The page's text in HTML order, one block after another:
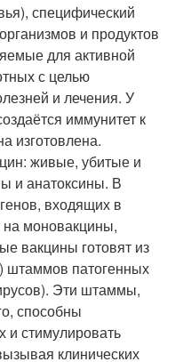
специфический
и продуктов
для активной
с целью
и лечения. У
иммунитет к
изготовлена.
живые, убитые и
и анатоксины. В
входящих в
на моновакцины,
вакцины готовят из
штаммов патогенных
Эти штаммы,
способны
и стимулировать
клинических